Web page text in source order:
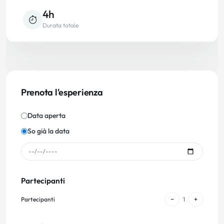
4h
Durata totale
Prenota l'esperienza
Data aperta
So già la data
Partecipanti
Partecipanti − 1 +